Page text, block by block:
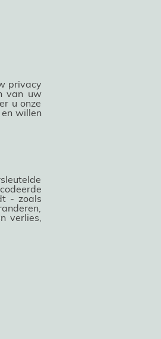
privacy
van uw
u onze
willen
- zoals
verlies,